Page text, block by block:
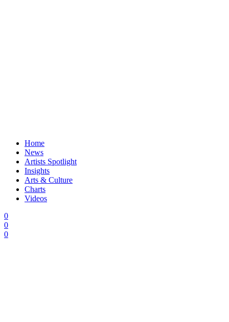
Home
News
Artists Spotlight
Insights
Arts & Culture
Charts
Videos
0
0
0